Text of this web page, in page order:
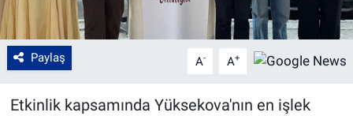
Paylaş A- A+
Etkinlik kapsamında Yüksekova'nın en işlek